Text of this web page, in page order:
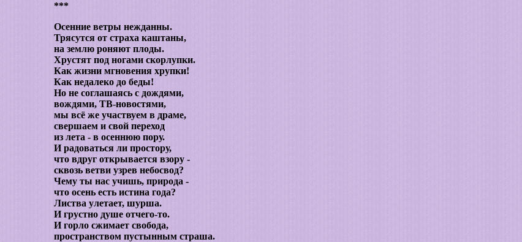
***
Осенние ветры нежданны.
Трясутся от страха каштаны,
на землю роняют плоды.
Хрустят под ногами скорлупки.
Как жизни мгновения хрупки!
Как недалеко до беды!
Но не соглашаясь с дождями,
вождями, ТВ-новостями,
мы всё же участвуем в драме,
свершаем и свой переход
из лета - в осеннюю пору.
И радоваться ли простору,
что вдруг открывается взору -
сквозь ветви узрев небосвод?
Чему ты нас учишь, природа -
что осень есть истина года?
Листва улетает, шурша.
И грустно душе отчего-то.
И горло сжимает свобода,
пространством пустынным страша.